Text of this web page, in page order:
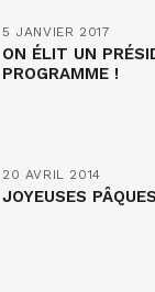
5 JANVIER 2017
ON ÉLIT UN
PROGRAMME !
20 AVRIL 2014
JOYEUSES